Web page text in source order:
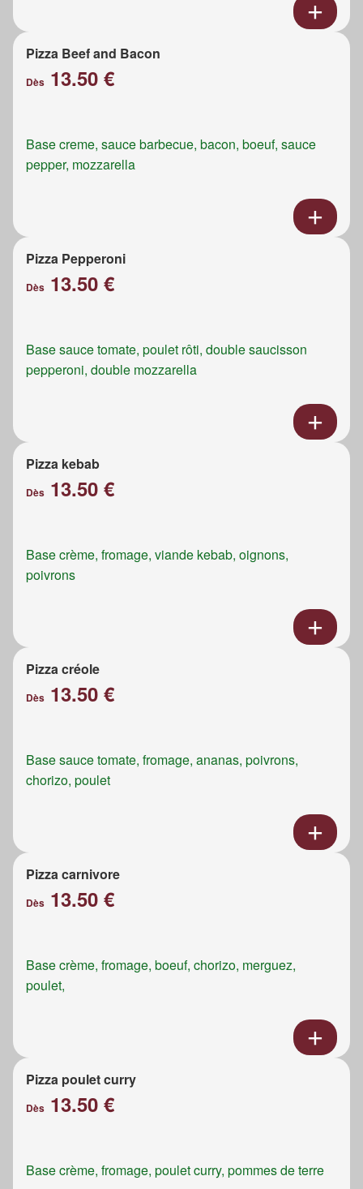
Pizza Beef and Bacon
Dès 13.50 €
Base creme, sauce barbecue, bacon, boeuf, sauce
pepper, mozzarella
Pizza Pepperoni
Dès 13.50 €
Base sauce tomate, poulet rôti, double saucisson
pepperoni, double mozzarella
Pizza kebab
Dès 13.50 €
Base crème, fromage, viande kebab, oignons,
poivrons
Pizza créole
Dès 13.50 €
Base sauce tomate, fromage, ananas, poivrons,
chorizo, poulet
Pizza carnivore
Dès 13.50 €
Base crème, fromage, boeuf, chorizo, merguez,
poulet,
Pizza poulet curry
Dès 13.50 €
Base crème, fromage, poulet curry, pommes de terre